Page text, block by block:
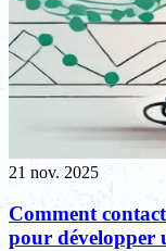
21 nov. 2025
Comment
pour développer